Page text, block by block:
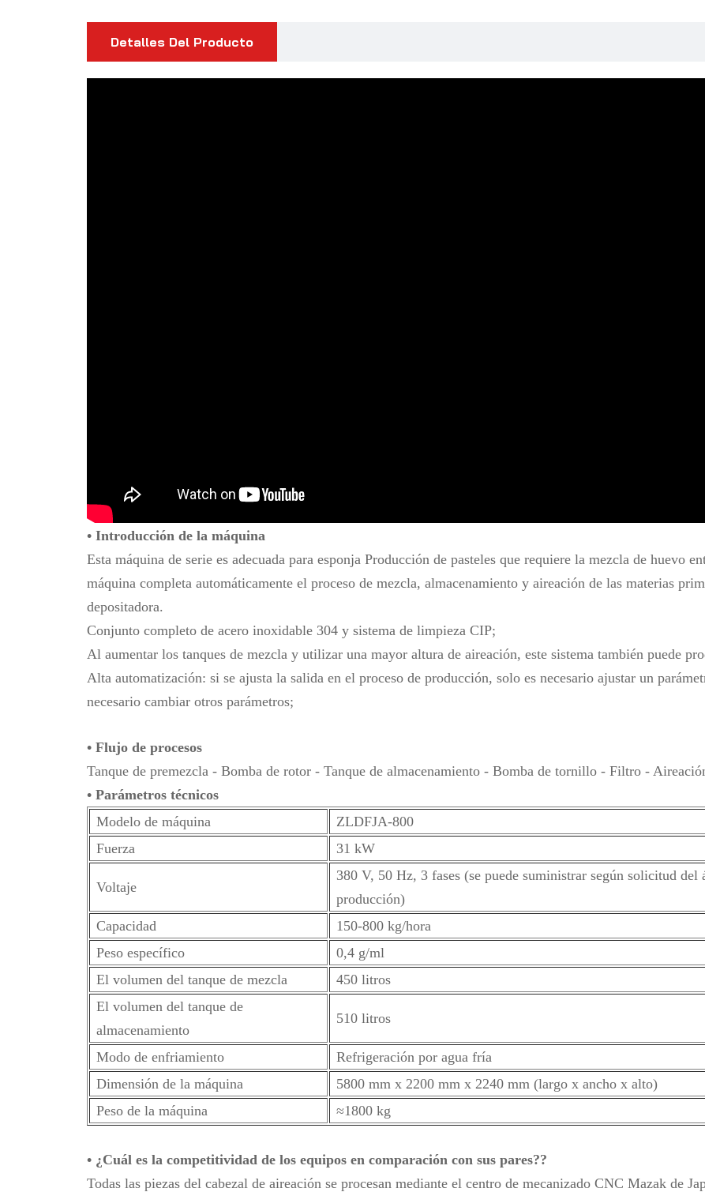
Detalles Del Producto
• Introducción de la máquina
Esta máquina de serie es adecuada para esponja Producción de pasteles que requiere la mezcla de huevo
máquina completa automáticamente el proceso de mezcla, almacenamiento y aireación de las materias
depositadora.
Conjunto completo de acero inoxidable 304 y sistema de limpieza CIP;
Al aumentar los tanques de mezcla y utilizar una mayor altura de aireación, este sistema también puede
Alta automatización: si se ajusta la salida en el proceso de producción, solo es necesario ajustar un
necesario cambiar otros parámetros;
• Flujo de procesos
Tanque de premezcla - Bomba de rotor - Tanque de almacenamiento - Bomba de tornillo - Filtro -
• Parámetros técnicos
Modelo de máquina
ZLDFJA-800
Fuerza
31 kW
Voltaje
380 V, 50 Hz, 3 fases (se puede suministrar según solicitud del
producción)
Capacidad
150-800 kg/hora
Peso específico
0,4 g/ml
El volumen del tanque de mezcla
450 litros
El volumen del tanque de
almacenamiento
510 litros
Modo de enfriamiento
Refrigeración por agua fría
Dimensión de la máquina
5800 mm x 2200 mm x 2240 mm (largo x ancho x alto)
Peso de la máquina
≈1800 kg
• ¿Cuál es la competitividad de los equipos en comparación con sus pares??
Todas las piezas del cabezal de aireación se procesan mediante el centro de mecanizado CNC Mazak de